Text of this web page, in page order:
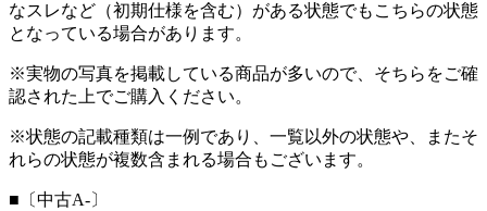
なスレなど（初期仕様を含む）がある状態でもこちらの状態
となっている場合があります。
※実物の写真を掲載している商品が多いので、そちらをご確
認された上でご購入ください。
※状態の記載種類は一例であり、一覧以外の状態や、またそ
れらの状態が複数含まれる場合もございます。
■〔中古A-〕